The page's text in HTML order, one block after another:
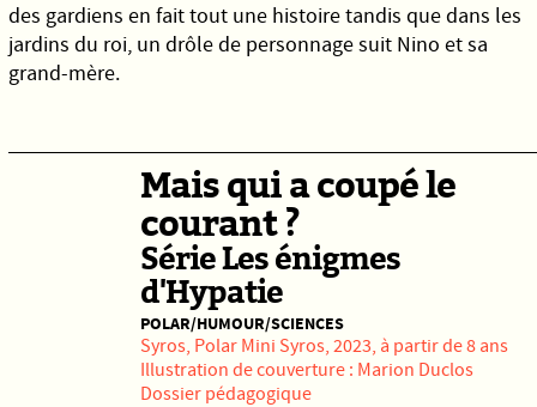
des gardiens en fait tout une histoire tandis que dans les
jardins du roi, un drôle de personnage suit Nino et sa
grand-mère.
Mais qui a coupé le
courant ?
Série Les énigmes
d'Hypatie
POLAR/HUMOUR/SCIENCES
Syros, Polar Mini Syros, 2023, à partir de 8 ans
Illustration de couverture : Marion Duclos
Dossier pédagogique